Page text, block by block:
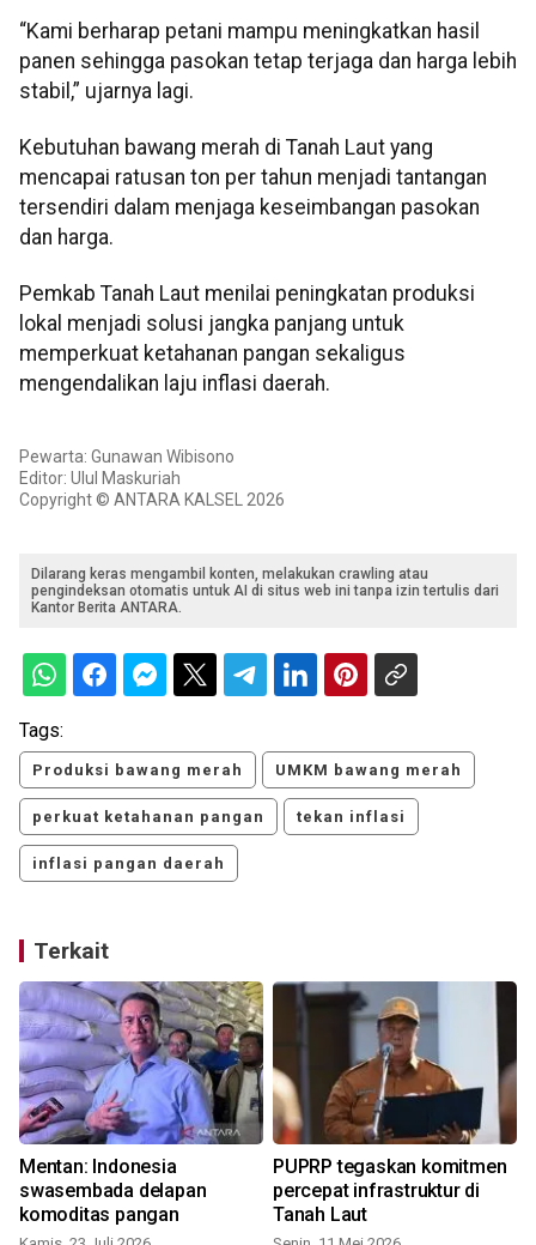
“Kami berharap petani mampu meningkatkan hasil
panen sehingga pasokan tetap terjaga dan harga lebih
stabil,” ujarnya lagi.
Kebutuhan bawang merah di Tanah Laut yang
mencapai ratusan ton per tahun menjadi tantangan
tersendiri dalam menjaga keseimbangan pasokan
dan harga.
Pemkab Tanah Laut menilai peningkatan produksi
lokal menjadi solusi jangka panjang untuk
memperkuat ketahanan pangan sekaligus
mengendalikan laju inflasi daerah.
Pewarta: Gunawan Wibisono
Editor: Ulul Maskuriah
Copyright © ANTARA KALSEL 2026
Dilarang keras mengambil konten, melakukan crawling atau
pengindeksan otomatis untuk AI di situs web ini tanpa izin tertulis dari
Kantor Berita ANTARA.
Tags:
Produksi bawang merah UMKM bawang merah
perkuat ketahanan pangan tekan inflasi
inflasi pangan daerah
Terkait
Mentan: Indonesia
swasembada delapan
komoditas pangan
PUPRP tegaskan komitmen
percepat infrastruktur di
Tanah Laut